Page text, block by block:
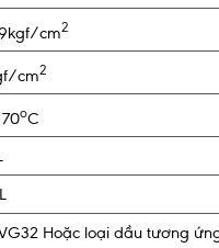
cm2
cm2
oC
Hoặc loại dầu tương